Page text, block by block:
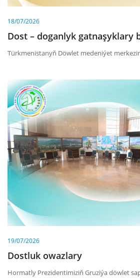
18/07/2026
Dost – doganlyk gatnaşyklary
Türkmenistanyň Döwlet medeniýet
19/07/2026
Dostluk owazlary
Hormatly Prezidentimiziň Gruziýa döwlet